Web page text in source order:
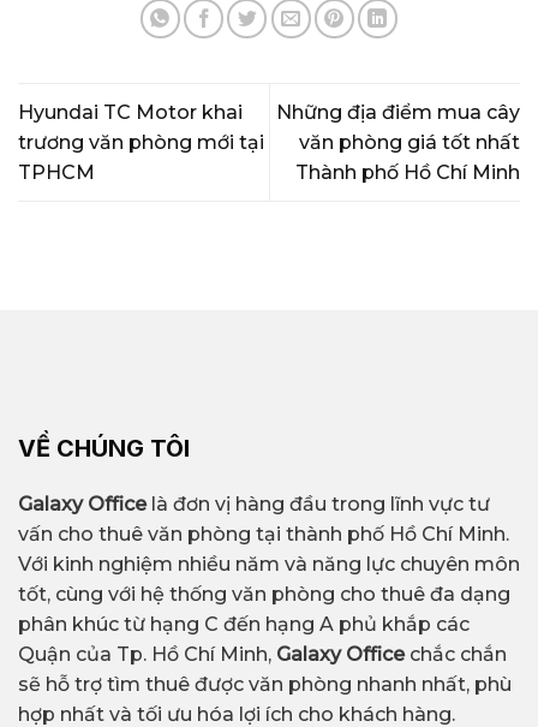
Hyundai TC Motor khai
trương văn phòng mới tại
TPHCM
Những địa điểm mua cây
văn phòng giá tốt nhất
Thành phố Hồ Chí Minh
VỀ CHÚNG TÔI
Galaxy Officelà đơn vị hàng đầu trong lĩnh vực tư
vấn cho thuê văn phòng tại thành phố Hồ Chí Minh.
Với kinh nghiệm nhiều năm và năng lực chuyên môn
tốt, cùng với hệ thống văn phòng cho thuê đa dạng
phân khúc từ hạng C đến hạng A phủ khắp các
Quận của Tp. Hồ Chí Minh, Galaxy Office chắc chắn
sẽ hỗ trợ tìm thuê được văn phòng nhanh nhất, phù
hợp nhất và tối ưu hóa lợi ích cho khách hàng.